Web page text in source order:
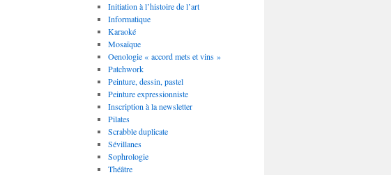
Initiation à l’histoire de l’art
Informatique
Karaoké
Mosaïque
Oenologie « accord mets et vins »
Patchwork
Peinture, dessin, pastel
Peinture expressionniste
Inscription à la newsletter
Pilates
Scrabble duplicate
Sévillanes
Sophrologie
Théâtre